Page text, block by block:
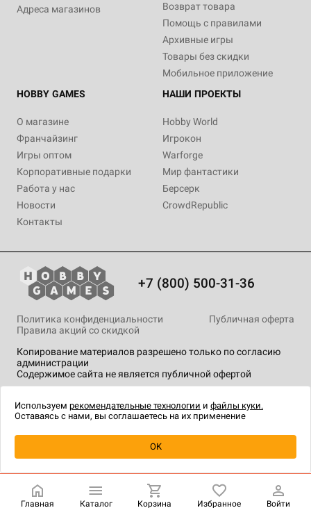
Адреса магазинов
Возврат товара
Помощь с правилами
Архивные игры
Товары без скидки
Мобильное приложение
HOBBY GAMES
О магазине
Франчайзинг
Игры оптом
Корпоративные подарки
Работа у нас
Новости
Контакты
НАШИ ПРОЕКТЫ
Hobby World
Игрокон
Warforge
Мир фантастики
Берсерк
CrowdRepublic
+7 (800) 500-31-36
Копирование материалов разрешено только по согласию
администрации
Содержимое сайта не является публичной офертой
Политика конфиденциальности
Публичная оферта
Правила акций со скидкой
технологии.
Главная Каталог Корзина Избранное Войти
Используем рекомендательные технологии и файлы куки.
Оставаясь с нами, вы соглашаетесь на их применение
OK